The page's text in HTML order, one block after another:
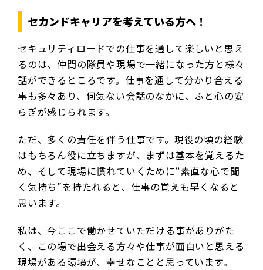
セカンドキャリアを考えている方へ ！
セキュリティロードでの仕事を通して楽しいと思え
るのは、仲間の隊員や現場で一緒になった方と様々
話ができるところです。仕事を通して分かり合える
事も多々あり、何気ない会話のなかに、ふと心の安
らぎが感じられます。
ただ、多くの責任を伴う仕事です。現役の頃の経験
はもちろん役に立ちますが、まずは基本を覚えるた
め、そして現場に慣れていくために“素直な心で聞
く気持ち”を持たれると、仕事の覚えも早くなると
思います。
私は、今ここで働かせていただける事がありがた
く、この場で出会える方々や仕事が面白いと思える
現場がある環境が、幸せなことと思っています。